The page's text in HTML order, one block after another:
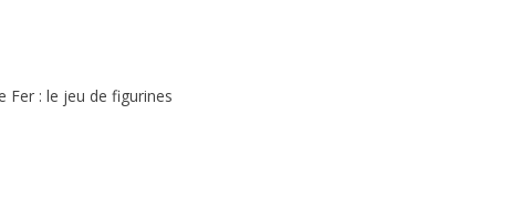
Fer : le jeu de figurines